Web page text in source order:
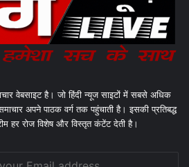
वेबसाइट है। जो हिंदी न्यूज साइटों में सबसे अधिक
अपने पाठक वर्ग तक पहुंचाती है। इसकी प्रतिबद्ध
हर रोज विशेष और विस्तृत कंटेंट देती है।